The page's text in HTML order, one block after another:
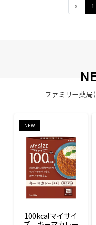
« 1
ファミリー薬局
NEW
100kcalマイサイ